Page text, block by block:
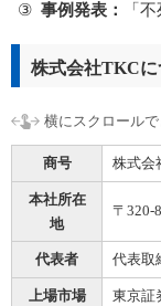
事例発表： 「
株式会社TKCに
商号 株式会
本社所在
地
〒320-
代表者 代表取
上場市場 東京証